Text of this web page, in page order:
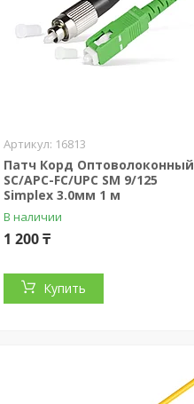
16813
Патч Корд Оптоволоконный
SC/APC-FC/UPC SM 9/125
Simplex 3.0мм 1 м
В наличии
1 200 ₸
Купить